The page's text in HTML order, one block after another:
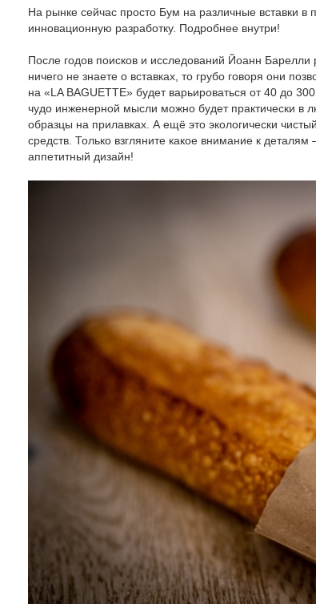
На рынке сейчас просто Бум на различные вставки
инновационную разработку. Подробнее внутри!
После годов поисков и исследований Йоанн
ничего не знаете о вставках, то грубо говоря они
на «LA BAGUETTE» будет варьироваться от 40 до
чудо инженерной мысли можно будет практически в
образцы на прилавках. А ещё это экологически
средств. Только взгляните какое внимание к
аппетитный дизайн!